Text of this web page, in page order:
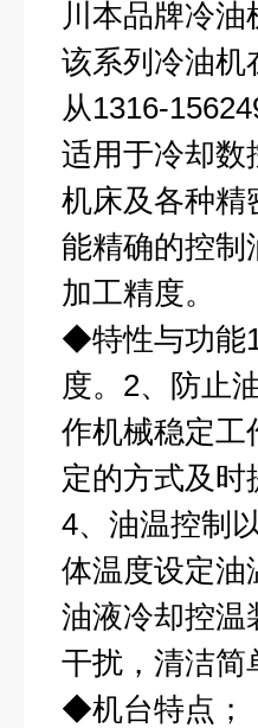
川本品牌冷
该系列冷油机
从1316-
适用于冷却数
机床及各种精
能精确的控制
加工精度。
◆特性与功能
度。2、防止
作机械稳定工
定的方式及
4、油温控制
体温度设定油
油液冷却控温
干扰，清洁简
◆机台特点；